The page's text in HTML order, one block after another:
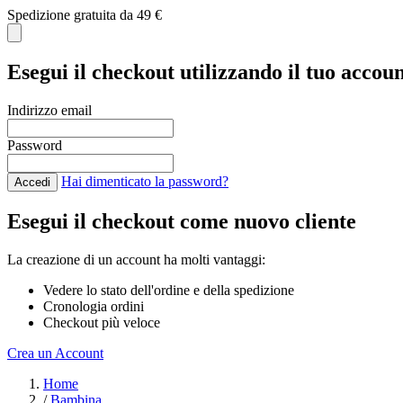
Spedizione gratuita da 49 €
Esegui il checkout utilizzando il tuo
Indirizzo email
Password
Accedi Hai dimenticato la password?
Esegui il checkout come nuovo cliente
La creazione di un account ha molti vantaggi:
Vedere lo stato dell'ordine e della spedizione
Cronologia ordini
Checkout più veloce
Crea un Account
Home
/ Bambina